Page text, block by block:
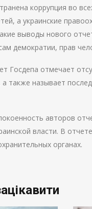
коррупция во
а украинские
выводы нового
демократии, прав
Госдепа отмечает
а также называет
авторов
власти. В
органах.